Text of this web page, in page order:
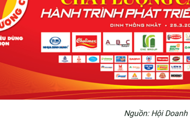
Nguồn: Hội